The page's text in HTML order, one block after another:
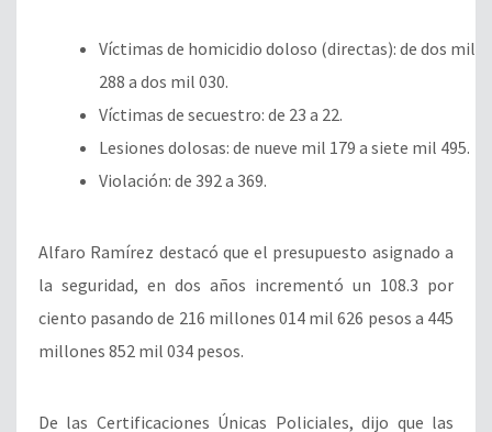
Víctimas de homicidio doloso (directas): de dos mil
288 a dos mil 030.
Víctimas de secuestro: de 23 a 22.
Lesiones dolosas: de nueve mil 179 a siete mil 495.
Violación: de 392 a 369.
Alfaro Ramírez destacó que el presupuesto asignado a
la seguridad, en dos años incrementó un 108.3 por
ciento pasando de 216 millones 014 mil 626 pesos a 445
millones 852 mil 034 pesos.
De las Certificaciones Únicas Policiales, dijo que las